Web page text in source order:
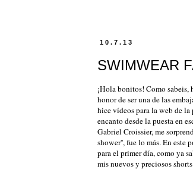
10.7.13
SWIMWEAR
¡Hola bonitos! Como sabeis,
honor de ser una de las
hice vídeos para la web de la
encanto desde la puesta en
Gabriel Croissier, me
shower'', fue lo más. En este
para el primer día, como ya
mis nuevos y preciosos